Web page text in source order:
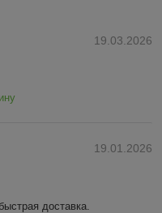
19.03.2026
19.01.2026
доставка.